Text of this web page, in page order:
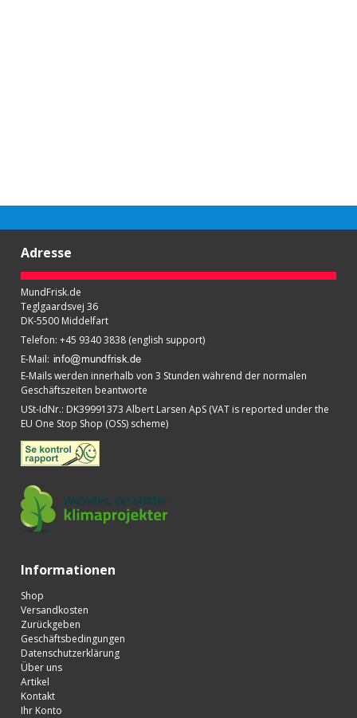
Adresse
MundFrisk.de
Teglgaardsvej 36
DK-5500 Middelfart
Telefon: +45 9340 3838 (english support)
E-Mail:
E-Mails werden innerhalb von 3 Stunden während der normalen
Geschäftszeiten beantworte
USt-IdNr.: DK39991373 Albert Larsen ApS (VAT is reported under the
EU One Stop Shop (OSS) scheme)
Informationen
Shop
Versandkosten
Zurückgeben
Geschäftsbedingungen
Datenschutzerklärung
Über uns
Artikel
Kontakt
Ihr Konto